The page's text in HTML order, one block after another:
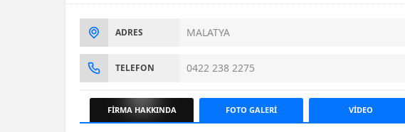
ADRES MALATYA
TELEFON 0422 238 2275
FİRMA HAKKINDA FOTO GALERİ VİDEO